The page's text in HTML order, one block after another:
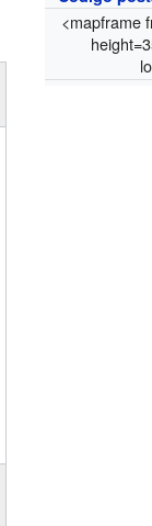
<mapframe